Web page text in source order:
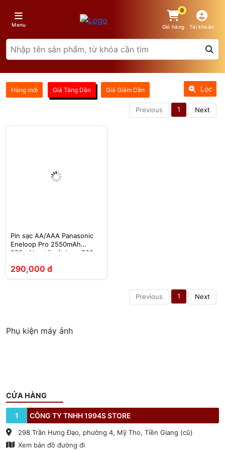
Menu
0
Giỏ hàng Tài khoản
Hàng mới Giá Tăng Dần Giá Giảm Dần Lọc
Previous 1 Next
Pin sạc AA/AAA Panasonic
Eneloop Pro 2550mAh
950mAh – tái sử dụng 500
290,000 đ
Previous 1 Next
Phụ kiện máy ảnh
CỬA HÀNG
1 CÔNG TY TNHH 1994S STORE
298 Trần Hưng Đạo, phường 4, Mỹ Tho, Tiền Giang (cũ)
Xem bản đồ đường đi